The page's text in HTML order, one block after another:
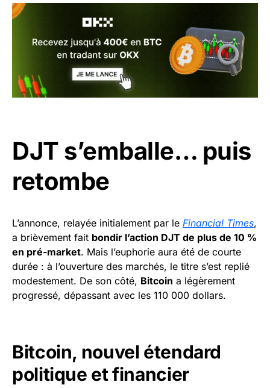
DJT s’emballe… puis
retombe
L’annonce, relayée initialement par le Financial Times,
a brièvement fait bondir l’action DJT de plus de 10 %
en pré-market. Mais l’euphorie aura été de courte
durée : à l’ouverture des marchés, le titre s’est replié
modestement. De son côté, Bitcoin a légèrement
progressé, dépassant avec les 110 000 dollars.
Bitcoin, nouvel étendard
politique et financier